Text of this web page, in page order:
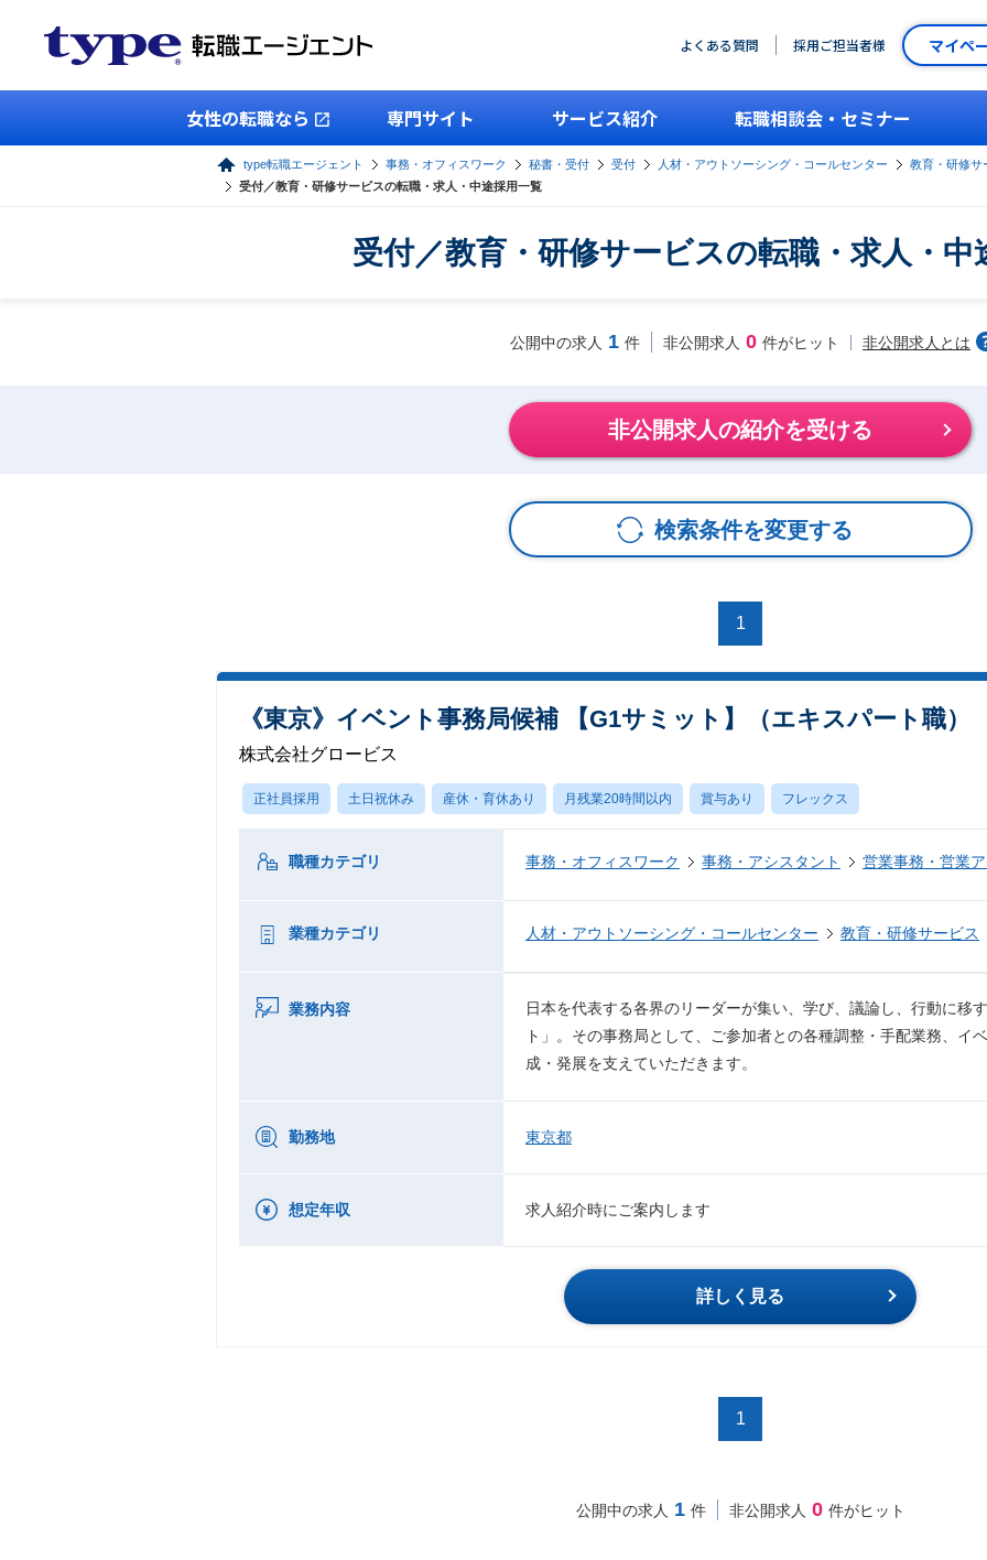
よくある質問 採用ご担当者様 マイペ
女性の転職なら 専門サイト サービス紹介 転職相談会・セミナー
type転職エージェント 事務・オフィスワーク 秘書・受付 受付 人材・アウトソーシング・コールセンター
教育・研修サ
受付／教育・研修サービスの転職・求人・中途採用一覧
受付／教育・研修サービスの転職・求人・中
公開中の求人 1 件 非公開求人 0 件がヒット 非公開求人とは
非公開求人の紹介を受ける
検索条件を変更する
1
《東京》イベント事務局候補 【G1サミット】（エキスパート職）
株式会社グロービス
正社員採用 土日祝休み 産休・育休あり 月残業20時間以内 賞与あり フレックス
職種カテゴリ 事務・オフィスワーク 事務・アシスタント 営業事務・営業
業種カテゴリ 人材・アウトソーシング・コールセンター 教育・研修サービス
業務内容
日本を代表する各界のリーダーが集い、学び、議論し、行動に移
ト」。その事務局として、ご参加者との各種調整・手配業務、イ
成・発展を支えていただきます。
勤務地 東京都
想定年収 求人紹介時にご案内します
詳しく見る
1
公開中の求人 1 件 非公開求人 0 件がヒット